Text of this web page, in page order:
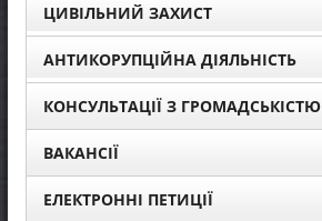
ЦИВІЛЬНИЙ ЗАХИСТ
АНТИКОРУПЦІЙНА ДІЯЛЬНІСТЬ
КОНСУЛЬТАЦІЇ З ГРОМАДСЬКІСТЮ
ВАКАНСІЇ
ЕЛЕКТРОННІ ПЕТИЦІЇ